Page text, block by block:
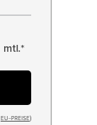
mtl.*
EU−PREISE)